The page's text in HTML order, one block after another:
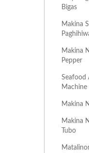
Bigas
Makina
Makina
Pepper
Seafood
Machine
Makina
Makina
Tubo